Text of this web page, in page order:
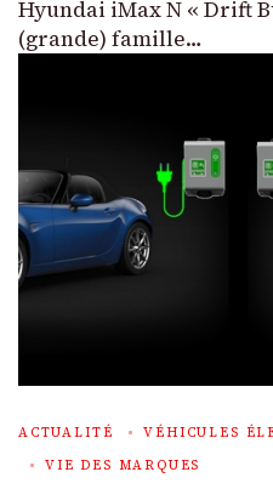
Hyundai iMax N « Drift
(grande) famille…
ACTUALITÉ
VÉHICULES
VIE DES MARQUES